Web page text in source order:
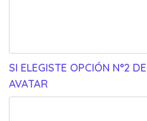
SI ELEGISTE OPCIÓN N°2
AVATAR